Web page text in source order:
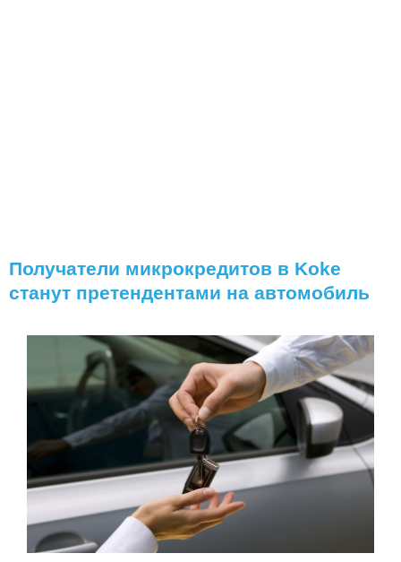
Получатели микрокредитов в Koke
станут претендентами на автомобиль